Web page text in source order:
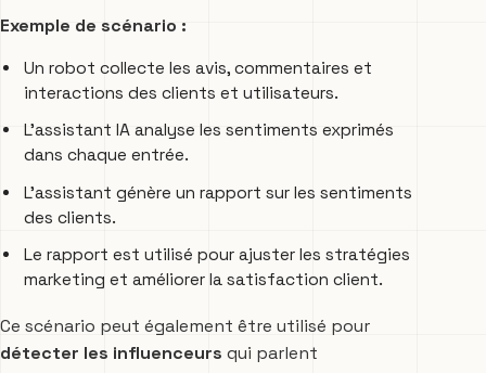
Exemple de scénario :
Un robot collecte les avis, commentaires et
interactions des clients et utilisateurs.
L’assistant IA analyse les sentiments exprimés
dans chaque entrée.
L’assistant génère un rapport sur les sentiments
des clients.
Le rapport est utilisé pour ajuster les stratégies
marketing et améliorer la satisfaction client.
Ce scénario peut également être utilisé pour
détecter les influenceurs qui parlent